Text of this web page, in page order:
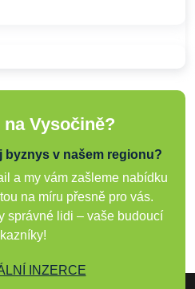
Vysočině?
byznys v našem regionu?
a my vám zašleme nabídku
na míru přesně pro vás.
správné lidi – vaše budoucí
INZERCE